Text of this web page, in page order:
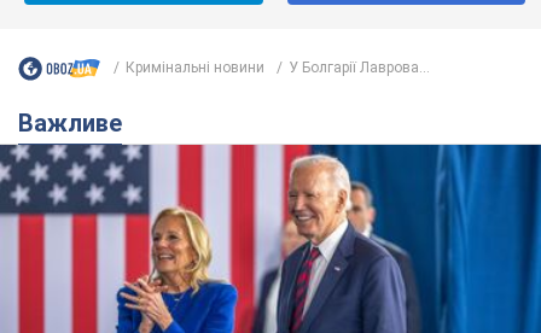
Кримінальні новини У Болгарії Лаврова...
Важливе